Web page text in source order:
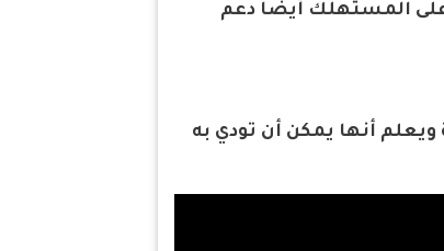
المستهلك أيضًا دعم
أنها يمكن أن تودي به